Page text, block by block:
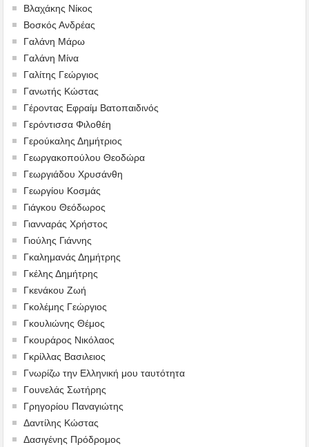
Βλαχάκης Νίκος
Βοσκός Ανδρέας
Γαλάνη Μάρω
Γαλάνη Μίνα
Γαλίτης Γεώργιος
Γανωτής Κώστας
Γέροντας Εφραίμ Βατοπαιδινός
Γερόντισσα Φιλοθέη
Γερούκαλης Δημήτριος
Γεωργακοπούλου Θεοδώρα
Γεωργιάδου Χρυσάνθη
Γεωργίου Κοσμάς
Γιάγκου Θεόδωρος
Γιανναράς Χρήστος
Γιούλης Γιάννης
Γκαλημανάς Δημήτρης
Γκέλης Δημήτρης
Γκενάκου Ζωή
Γκολέμης Γεώργιος
Γκουλιώνης Θέμος
Γκουράρος Νικόλαος
Γκρίλλας Βασιλειος
Γνωρίζω την Ελληνική μου ταυτότητα
Γουνελάς Σωτήρης
Γρηγορίου Παναγιώτης
Δαντίλης Κώστας
Δασιγένης Πρόδρομος